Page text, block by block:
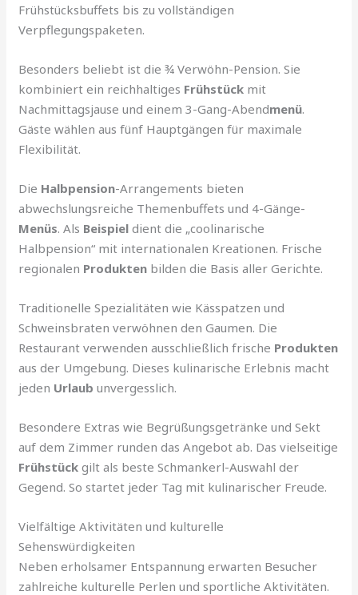
Frühstücksbuffets bis zu vollständigen
Verpflegungspaketen.
Besonders beliebt ist die ¾ Verwöhn-Pension. Sie
kombiniert ein reichhaltiges Frühstück mit
Nachmittagsjause und einem 3-Gang-Abendmenü.
Gäste wählen aus fünf Hauptgängen für maximale
Flexibilität.
Die Halbpension-Arrangements bieten
abwechslungsreiche Themenbuffets und 4-Gänge-
Menüs. Als Beispiel dient die „coolinarische
Halbpension“ mit internationalen Kreationen. Frische
regionalen Produkten bilden die Basis aller Gerichte.
Traditionelle Spezialitäten wie Kässpatzen und
Schweinsbraten verwöhnen den Gaumen. Die
Restaurant verwenden ausschließlich frische Produkten
aus der Umgebung. Dieses kulinarische Erlebnis macht
jeden Urlaub unvergesslich.
Besondere Extras wie Begrüßungsgetränke und Sekt
auf dem Zimmer runden das Angebot ab. Das vielseitige
Frühstück gilt als beste Schmankerl-Auswahl der
Gegend. So startet jeder Tag mit kulinarischer Freude.
Vielfältige Aktivitäten und kulturelle
Sehenswürdigkeiten
Neben erholsamer Entspannung erwarten Besucher
zahlreiche kulturelle Perlen und sportliche Aktivitäten.